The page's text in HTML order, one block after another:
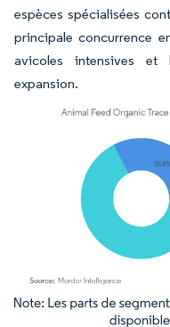
espèces spécialisées
principale concurrence
avicoles intensives et
expansion.
Image © Mordor Intelligence.